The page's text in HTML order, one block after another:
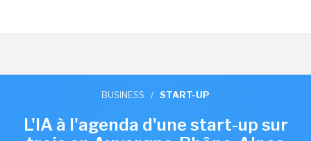
BUSINESS / START-UP
L'IA à l'agenda d'une start-up sur